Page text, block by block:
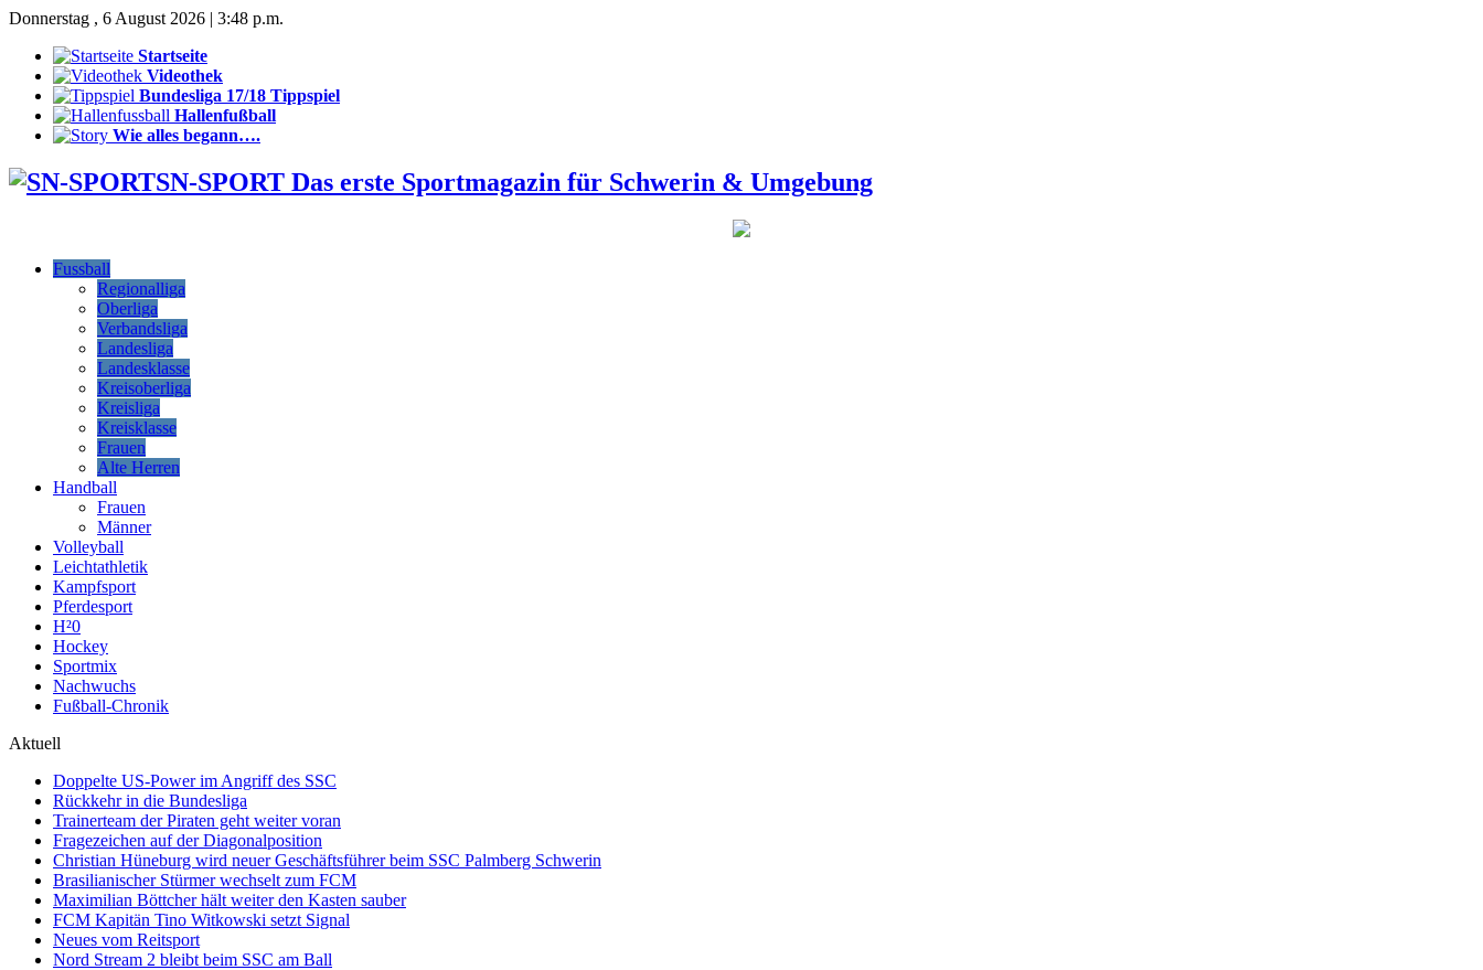
Donnerstag , 6 August 2026 | 3:48 p.m.
Startseite
Videothek
Bundesliga 17/18 Tippspiel
Hallenfußball
Wie alles begann….
SN-SPORT Das erste Sportmagazin für Schwerin & Umgebung
Fussball
Regionalliga
Oberliga
Verbandsliga
Landesliga
Landesklasse
Kreisoberliga
Kreisliga
Kreisklasse
Frauen
Alte Herren
Handball
Frauen
Männer
Volleyball
Leichtathletik
Kampfsport
Pferdesport
H²0
Hockey
Sportmix
Nachwuchs
Fußball-Chronik
Aktuell
Doppelte US-Power im Angriff des SSC
Rückkehr in die Bundesliga
Trainerteam der Piraten geht weiter voran
Fragezeichen auf der Diagonalposition
Christian Hüneburg wird neuer Geschäftsführer beim SSC Palmberg Schwerin
Brasilianischer Stürmer wechselt zum FCM
Maximilian Böttcher hält weiter den Kasten sauber
FCM Kapitän Tino Witkowski setzt Signal
Neues vom Reitsport
Nord Stream 2 bleibt beim SSC am Ball